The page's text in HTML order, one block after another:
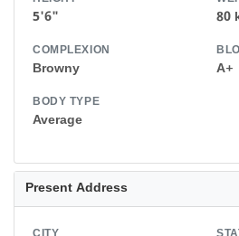
5'6" 80
COMPLEXION
Browny A+
BODY TYPE
Average
Present Address